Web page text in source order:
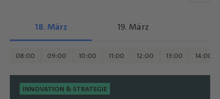
18. März 19. März
08:00 09:00 10:00 11:00 12:00 13:00 14:00
INNOVATION & STRATEGIE